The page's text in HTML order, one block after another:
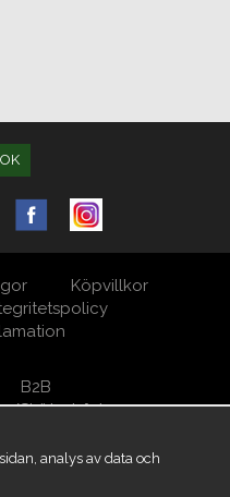
OK
Köpvillkor
B2B
Skötselråd
Org.nr 556950-5539
analys av data och